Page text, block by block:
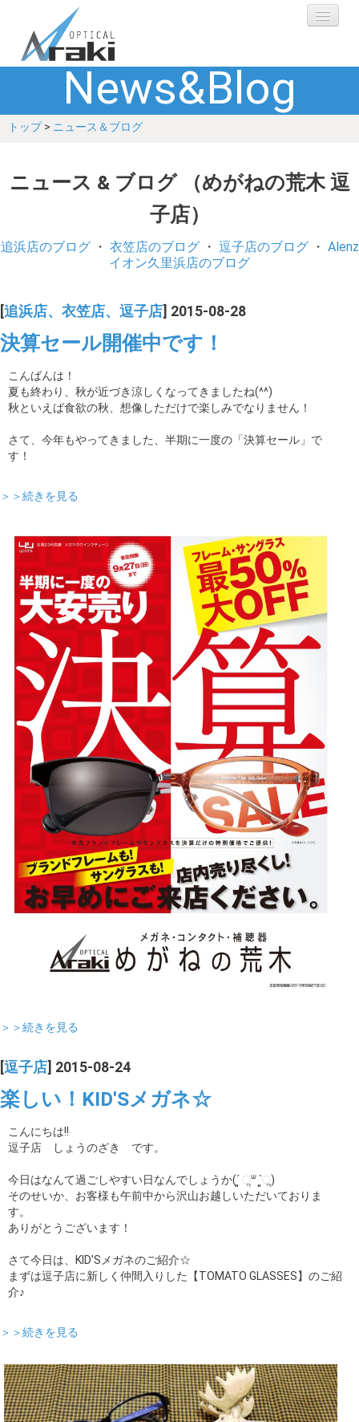
選ばれる理由
ブランド
ショップ
お客さまの声
ギャラリー
採用
News&Blog
トップ> ニュース＆ブログ
ニュース & ブログ （めがねの荒木 逗
子店）
追浜店のブログ・ 衣笠店のブログ・ 逗子店のブログ・ Alenz
イオン久里浜店のブログ
追浜店、衣笠店、逗子店 ] 2015-08-28
決算セール開催中です！
こんばんは！
夏も終わり、秋が近づき涼しくなってきましたね(^^)
秋といえば食欲の秋、想像しただけで楽しみでなりません！
さて、今年もやってきました、半期に一度の「決算セール」で
す！
＞＞続きを見る
＞＞続きを見る
[逗子店] 2015-08-24
楽しい！KID'Sメガネ☆
こんにちは!!
逗子店 しょうのざき です。
今日はなんて過ごしやすい日なんでしょうか(´͈ ૢᐜ `͈ૢ)
そのせいか、お客様も午前中から沢山お越しいただいておりま
す。
ありがとうございます！
さて今日は、KID'Sメガネのご紹介☆
まずは逗子店に新しく仲間入りした【TOMATO GLASSES】のご紹
介♪
＞＞続きを見る